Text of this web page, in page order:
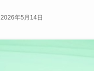
2026年5月14日